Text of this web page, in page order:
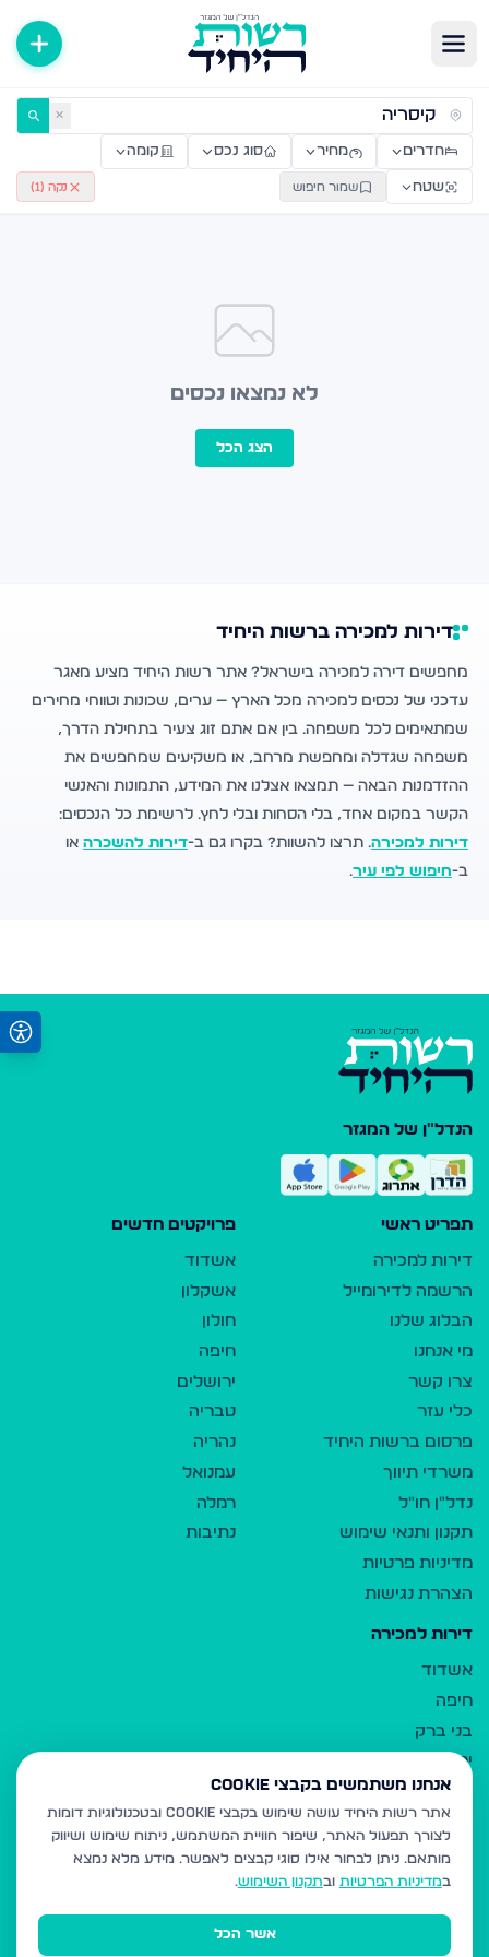
דירות למכירה ולהשכרה — רשות היחיד ✕
חדרים מחיר סוג נכס קומה
שטח שמור חיפוש נקה ( 1
)
לא נמצאו נכסים
הצג הכל
דירות למכירה ברשות היחיד
מחפשים דירה למכירה בישראל? אתר רשות היחיד מציע מאגר
עדכני של נכסים למכירה מכל הארץ — ערים, שכונות וטווחי מחירים
שמתאימים לכל משפחה. בין אם אתם זוג צעיר בתחילת הדרך,
משפחה שגדלה ומחפשת מרחב, או משקיעים שמחפשים את
ההזדמנות הבאה — תמצאו אצלנו את המידע, התמונות והאנשי
הקשר במקום אחד, בלי הסחות ובלי לחץ. לרשימת כל הנכסים:
דירות למכירה. תרצו להשוות? בקרו גם ב-דירות להשכרה או
ב-חיפוש לפי עיר.
הנדל"ן של המגזר
תפריט ראשי
דירות למכירה
הרשמה לדירומייל
הבלוג שלנו
מי אנחנו
צרו קשר
כלי עזר
פרסום ברשות היחיד
משרדי תיווך
נדל"ן חו"ל
תקנון ותנאי שימוש
מדיניות פרטיות
הצהרת נגישות
פרויקטים חדשים
אשדוד
אשקלון
חולון
חיפה
ירושלים
טבריה
נהריה
עמנואל
רמלה
נתיבות
דירות למכירה
אשדוד
חיפה
בני ברק
ירושלים
אלעד
גבעת זאב
בית שמש
רכסים
מודיעין עילית
אנחנו משתמשים בקבצי Cookie
אתר רשות היחיד עושה שימוש בקבצי Cookie ובטכנולוגיות דומות
לצורך תפעול האתר, שיפור חוויית המשתמש, ניתוח שימוש ושיווק
מותאם. ניתן לבחור אילו סוגי קבצים לאפשר. מידע מלא נמצא
במדיניות הפרטיות ובתקנון השימוש.
אשר הכל